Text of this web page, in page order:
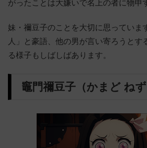
がったことは大嫌いで名上の者に物申
妹・禰豆子のことを大切に思っていま
人」と豪語、他の男が言い寄ろうとす
る様子もしばしばあります。
竈門禰豆子（かまど ねず